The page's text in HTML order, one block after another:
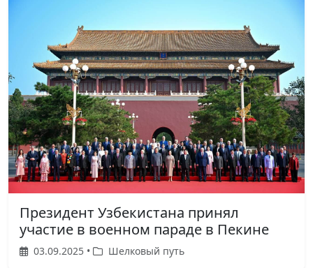
Президент Узбекистана принял
участие в военном параде в Пекине
03.09.2025 • Шелковый путь